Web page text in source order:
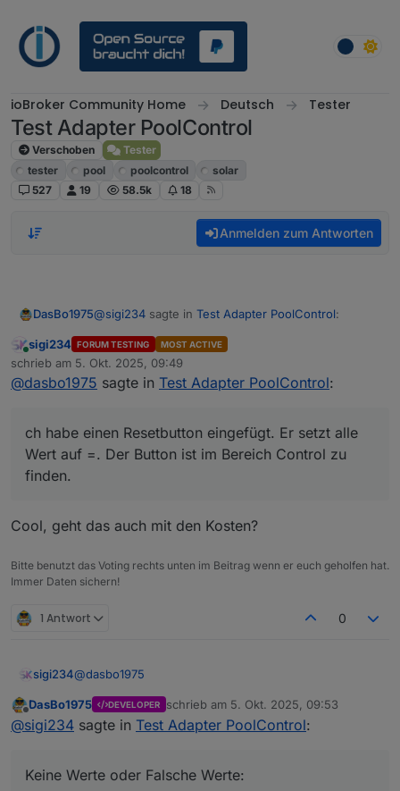
ioBroker Community Home Deutsch Tester
Test Adapter PoolControl
Verschoben
Tester
tester
pool poolcontrol
solar
527
19 58.5k 18
Anmelden zum Antworten
DasBo1975@sigi234 sagte in Test Adapter PoolControl:
@dasbo1975
Hallo, Stromverbrauch rechnet noch mit alten
Ich habe einen Resetbutton eingefügt. Er setzt alle
finden.
Änderung ist auf Github
Online
sigi234 FORUM TESTING MOST ACTIVE
schrieb am 5. Okt. 2025, 09:49
zuletzt editiert von
@dasbo1975 sagte in Test Adapter PoolControl:
ch habe einen Resetbutton eingefügt. Er setzt alle
Wert auf =. Der Button ist im Bereich Control zu
finden.
Cool, geht das auch mit den Kosten?
Bitte benutzt das Voting rechts unten im Beitrag wenn er euch geholfen hat.
Immer Daten sichern!
1 Antwort 0
sigi234@dasbo1975
Keine Werte oder Falsche Werte:
Offline
DasBo1975 DEVELOPER schrieb am 5. Okt. 2025, 09:53
zuletzt editiert von
@sigi234 sagte in Test Adapter PoolControl:
Keine Werte oder Falsche Werte: